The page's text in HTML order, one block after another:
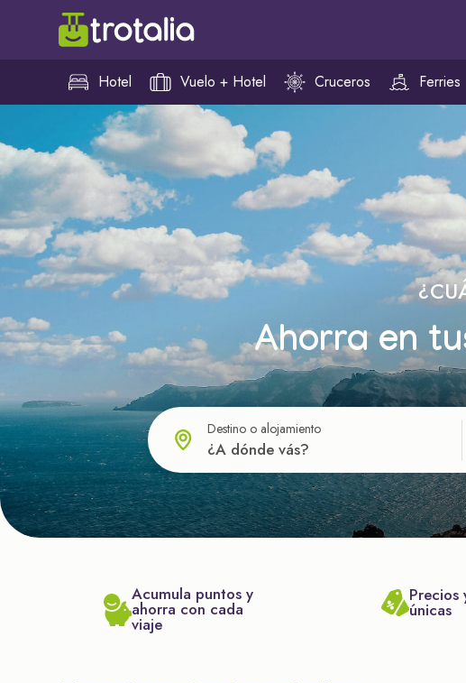
Hotel Vuelo + Hotel Cruceros Ferries
Ahorra en
Destino o alojamiento
Acumula puntos y
ahorra con cada
viaje
Precios
únicas